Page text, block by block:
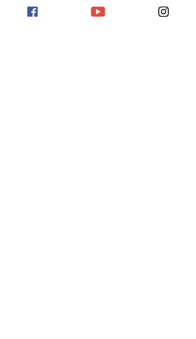
Reiseguide for Bogotá finner dere her på